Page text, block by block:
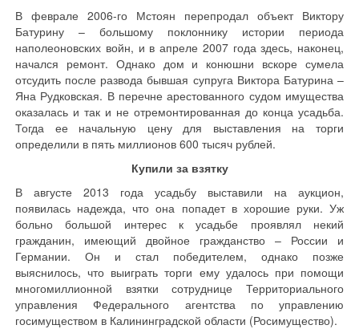
В феврале 2006-го Мстоян перепродал объект Виктору
Батурину – большому поклоннику истории периода
наполеоновских войн, и в апреле 2007 года здесь, наконец,
начался ремонт. Однако дом и конюшни вскоре сумела
отсудить после развода бывшая супруга Виктора Батурина –
Яна Рудковская. В перечне арестованного судом имущества
оказалась и так и не отремонтированная до конца усадьба.
Тогда ее начальную цену для выставления на торги
определили в пять миллионов 600 тысяч рублей.
Купили за взятку
В августе 2013 года усадьбу выставили на аукцион,
появилась надежда, что она попадет в хорошие руки. Уж
больно большой интерес к усадьбе проявлял некий
гражданин, имеющий двойное гражданство – России и
Германии. Он и стал победителем, однако позже
выяснилось, что выиграть торги ему удалось при помощи
многомиллионной взятки сотруднице Территориального
управления Федерального агентства по управлению
госимуществом в Калининградской области (Росимущество).